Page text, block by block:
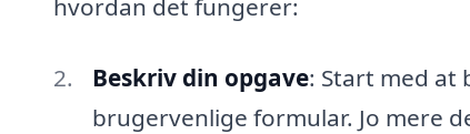
hvordan det fungerer:
Beskriv din opgave: Start med at
brugervenlige formular. Jo mere